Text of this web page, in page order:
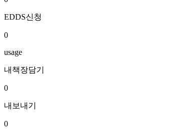
EDDS신청
0
usage
내책장담기
0
내보내기
0